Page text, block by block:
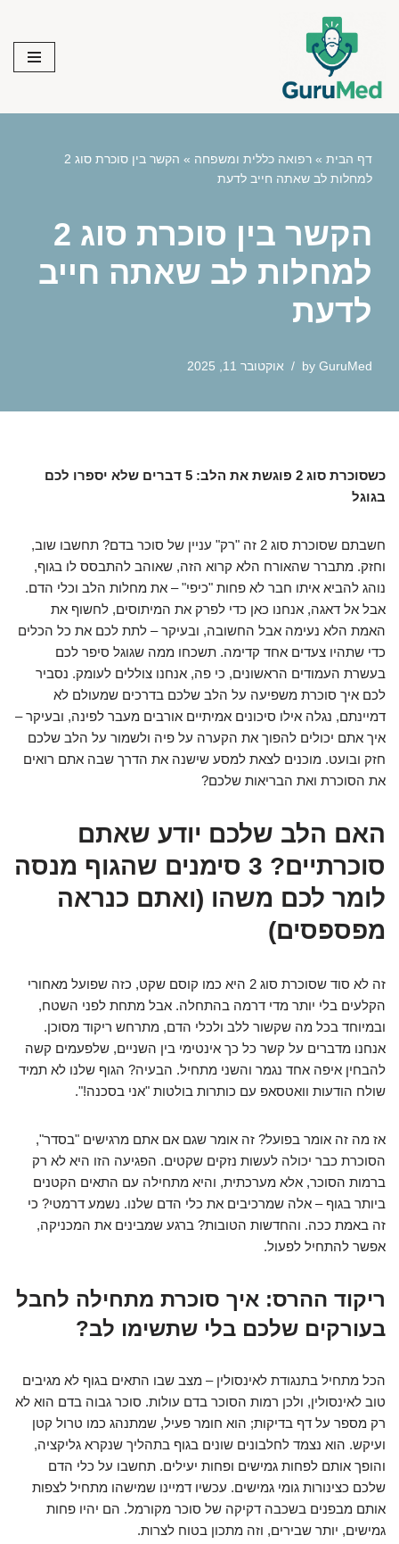
content
דף הבית » רפואה כללית ומשפחה »
הקשר בין סוכרת סוג 2
למחלות לב שאתה חייב לדעת
הקשר בין סוכרת סוג 2
למחלות לב שאתה חייב
לדעת
by GuruMed אוקטובר 11, 2025
כשסוכרת סוג 2 פוגשת את הלב: 5 דברים שלא יספרו לכם
בגוגל
חשבתם שסוכרת סוג 2 זה "רק" עניין של סוכר בדם? תחשבו שוב,
וחזק. מתברר שהאורח הלא קרוא הזה, שאוהב להתבסס לו בגוף,
נוהג להביא איתו חבר לא פחות "כיפי" – את מחלות הלב וכלי הדם.
אבל אל דאגה, אנחנו כאן כדי לפרק את המיתוסים, לחשוף את
האמת הלא נעימה אבל החשובה, ובעיקר – לתת לכם את כל הכלים
כדי שתהיו צעדים אחד קדימה. תשכחו ממה שגוגל סיפר לכם
בעשרת העמודים הראשונים, כי פה, אנחנו צוללים לעומק. נסביר
לכם איך סוכרת משפיעה על הלב שלכם בדרכים שמעולם לא
דמיינתם, נגלה אילו סיכונים אמיתיים אורבים מעבר לפינה, ובעיקר –
איך אתם יכולים להפוך את הקערה על פיה ולשמור על הלב שלכם
חזק ובועט. מוכנים לצאת למסע שישנה את הדרך שבה אתם רואים
את הסוכרת ואת הבריאות שלכם?
האם הלב שלכם יודע שאתם
סוכרתיים? 3 סימנים שהגוף מנסה
לומר לכם משהו (ואתם כנראה
מפספסים)
זה לא סוד שסוכרת סוג 2 היא כמו קוסם שקט, כזה שפועל מאחורי
הקלעים בלי יותר מדי דרמה בהתחלה. אבל מתחת לפני השטח,
ובמיוחד בכל מה שקשור ללב ולכלי הדם, מתרחש ריקוד מסוכן.
אנחנו מדברים על קשר כל כך אינטימי בין השניים, שלפעמים קשה
להבחין איפה אחד נגמר והשני מתחיל. הבעיה? הגוף שלנו לא תמיד
שולח הודעות וואטסאפ עם כותרות בולטות "אני בסכנה!".
אז מה זה אומר בפועל? זה אומר שגם אם אתם מרגישים "בסדר",
הסוכרת כבר יכולה לעשות נזקים שקטים. הפגיעה הזו היא לא רק
ברמות הסוכר, אלא מערכתית, והיא מתחילה עם התאים הקטנים
ביותר בגוף – אלה שמרכיבים את כלי הדם שלנו. נשמע דרמטי? כי
זה באמת ככה. והחדשות הטובות? ברגע שמבינים את המכניקה,
אפשר להתחיל לפעול.
ריקוד ההרס: איך סוכרת מתחילה לחבל
בעורקים שלכם בלי שתשימו לב?
הכל מתחיל בתנגודת לאינסולין – מצב שבו התאים בגוף לא מגיבים
טוב לאינסולין, ולכן רמות הסוכר בדם עולות. סוכר גבוה בדם הוא לא
רק מספר על דף בדיקות; הוא חומר פעיל, שמתנהג כמו טרול קטן
ועיקש. הוא נצמד לחלבונים שונים בגוף בתהליך שנקרא גליקציה,
והופך אותם לפחות גמישים ופחות יעילים. תחשבו על כלי הדם
שלכם כצינורות גומי גמישים. עכשיו דמיינו שמישהו מתחיל לצפות
אותם מבפנים בשכבה דקיקה של סוכר מקורמל. הם יהיו פחות
גמישים, יותר שבירים, וזה מתכון בטוח לצרות.